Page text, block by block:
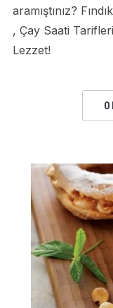
aramıştınız?
, Çay Saati
Lezzet!